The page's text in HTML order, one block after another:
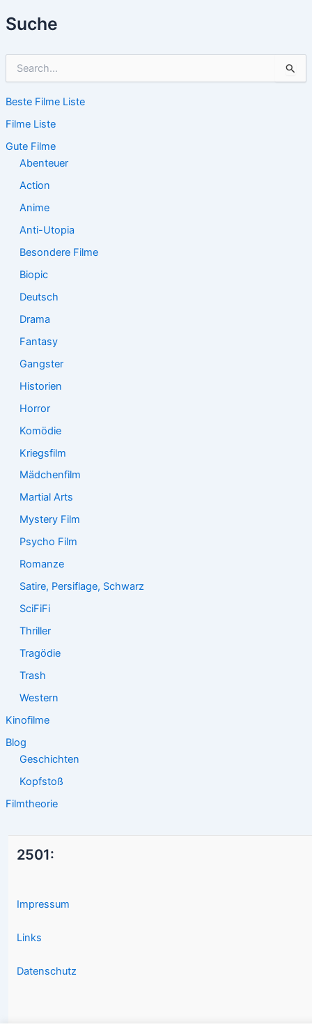
Suche
h
n
n
Beste Filme Liste
Filme Liste
Gute Filme
Abenteuer
Action
Anime
Anti-Utopia
Besondere Filme
Biopic
Deutsch
Drama
Fantasy
Gangster
Historien
Horror
Komödie
Kriegsfilm
Mädchenfilm
Martial Arts
Mystery Film
Psycho Film
Romanze
Satire, Persiflage, Schwarz
SciFiFi
Thriller
Tragödie
Trash
Western
Kinofilme
Blog
Geschichten
Kopfstoß
Filmtheorie
2501:
Impressum
Links
Datenschutz